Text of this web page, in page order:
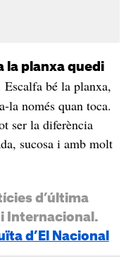
la planxa quedi
Escalfa bé la planxa,
la només quan toca.
ser la diferència
sucosa i amb molt
d’última
i Internacional.
d’El Nacional